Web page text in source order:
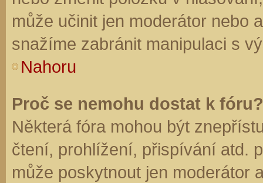
může učinit jen moderátor nebo
snažíme zabránit manipulaci s
Nahoru
Proč se nemohu dostat k fóru?
Některá fóra mohou být
čtení, prohlížení, přispívání atd.
může poskytnout jen moderátor